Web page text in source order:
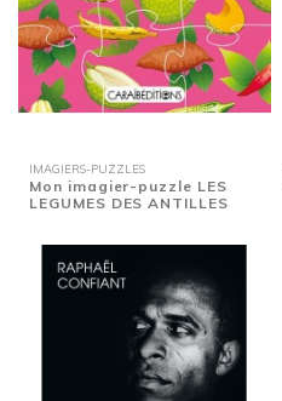
IMAGIERS-PUZZLES
Mon imagier-puzzle LES
LEGUMES DES ANTILLES